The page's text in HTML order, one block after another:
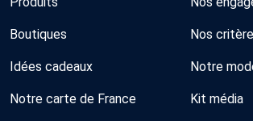
Boutiques
Idées cadeaux
Notre carte de France
Nos
Notre
Kit média